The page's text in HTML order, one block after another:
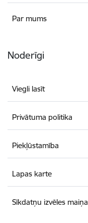
Par mums
Noderīgi
Viegli lasīt
Privātuma politika
Piekļūstamība
Lapas karte
Sīkdatņu izvēles maiņa